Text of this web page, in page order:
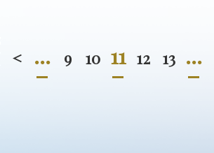
< ... 9 10 11 12 13 ...